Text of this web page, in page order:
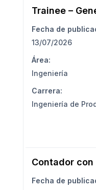
Trainee –
Fecha de
13/07/2026
Área:
Ingeniería
Carrera:
Ingeniería de
Contador con
Fecha de